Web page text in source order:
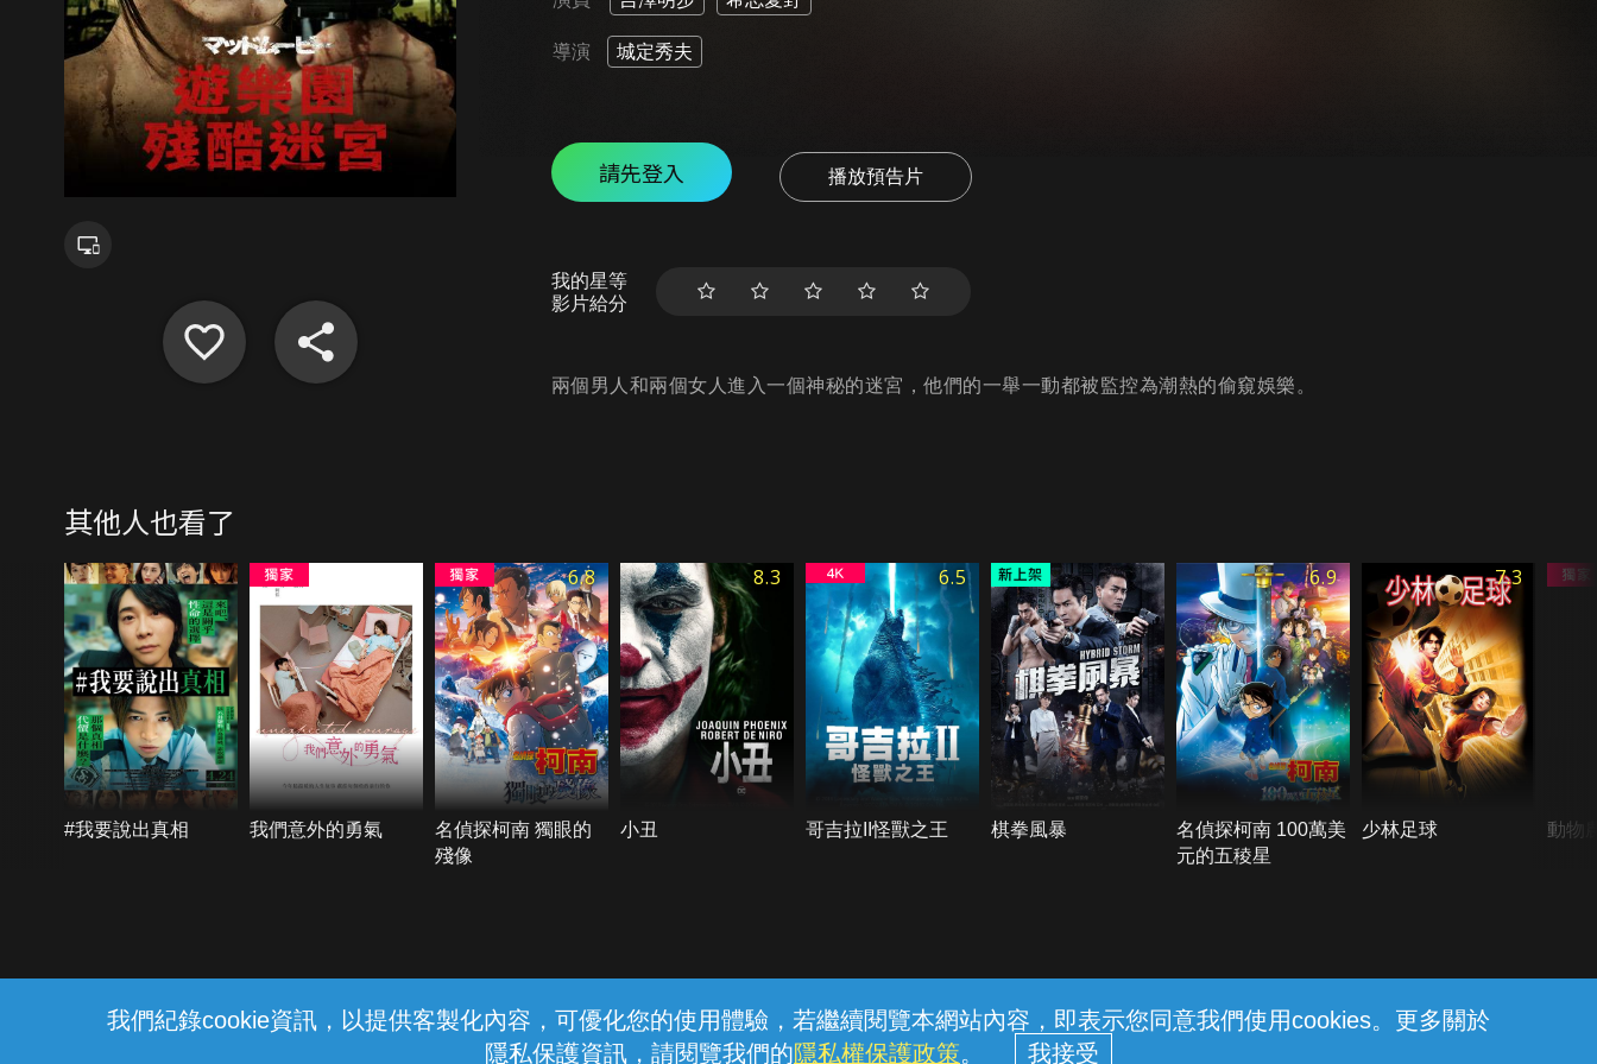
我們紀錄cookie資訊，以提供客製化內容，可優化您的使用體驗，若繼續閱覽本網站內容，即表示您同意我們使用cookies。更多關於
隱私保護資訊，請閱覽我們的隱私權保護政策。
導演 城定秀夫
請先登入 播放預告片
我的星等
影片給分
兩個男人和兩個女人進入一個神秘的迷宮，他們的一舉一動都被監控為潮熱的偷窺娛樂。
其他人也看了
#我要說出真相 我們意外的勇氣
6.8
名偵探柯南 獨眼的
殘像
8.3
小丑
6.5
哥吉拉II怪獸之王 棋拳風暴
6.9
名偵探柯南 100萬美
元的五稜星
7.3
少林足球 動物
線上客服 服務條款 隱私權保護